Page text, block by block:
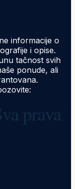
informacije o
i opise.
tačnost svih
ponude, ali
prava